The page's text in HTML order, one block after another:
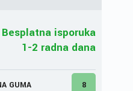
Besplatna isporuka
1-2 radna dana
GUMA 8